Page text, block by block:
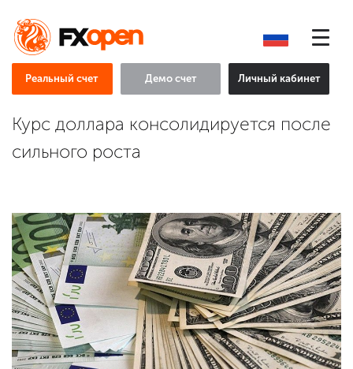
Реальный счет Демо счет Личный кабинет
Курс доллара консолидируется после
сильного роста